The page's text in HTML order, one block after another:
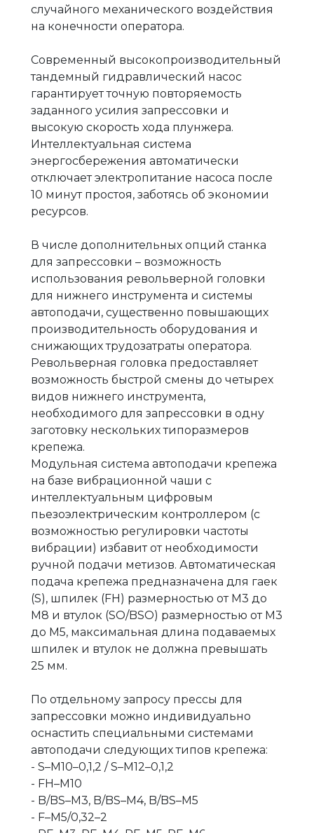
случайного механического воздействия
на конечности оператора.
Современный высокопроизводительный
тандемный гидравлический насос
гарантирует точную повторяемость
заданного усилия запрессовки и
высокую скорость хода плунжера.
Интеллектуальная система
энергосбережения автоматически
отключает электропитание насоса после
10 минут простоя, заботясь об экономии
ресурсов.
В числе дополнительных опций станка
для запрессовки – возможность
использования револьверной головки
для нижнего инструмента и системы
автоподачи, существенно повышающих
производительность оборудования и
снижающих трудозатраты оператора.
Револьверная головка предоставляет
возможность быстрой смены до четырех
видов нижнего инструмента,
необходимого для запрессовки в одну
заготовку нескольких типоразмеров
крепежа.
Модульная система автоподачи крепежа
на базе вибрационной чаши с
интеллектуальным цифровым
пьезоэлектрическим контроллером (с
возможностью регулировки частоты
вибрации) избавит от необходимости
ручной подачи метизов. Автоматическая
подача крепежа предназначена для гаек
(S), шпилек (FH) размерностью от М3 до
М8 и втулок (SO/BSO) размерностью от М3
до М5, максимальная длина подаваемых
шпилек и втулок не должна превышать
25 мм.
По отдельному запросу прессы для
запрессовки можно индивидуально
оснастить специальными системами
автоподачи следующих типов крепежа:
- S–М10–0,1,2 / S–М12–0,1,2
- FH–М10
- B/BS–М3, B/BS–М4, B/BS–М5
- F–М5/0,32–2